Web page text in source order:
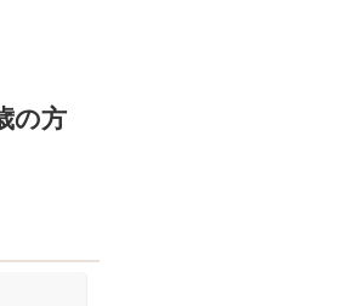
の方